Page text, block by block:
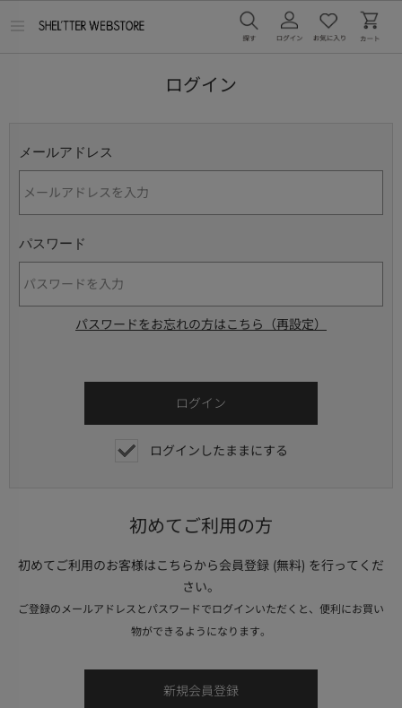
ログイン
メールアドレス
パスワード
パスワードをお忘れの方はこちら（再設定）
ログインしたままにする
初めてご利用の方
初めてご利用のお客様はこちらから会員登録 (無料) を行ってくだ
さい。
ご登録のメールアドレスとパスワードでログインいただくと、便利にお買い
物ができるようになります。